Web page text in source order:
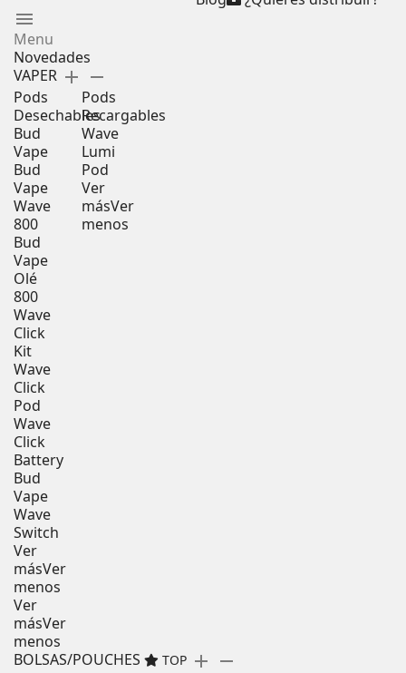
menu
Menu
Novedades
VAPER add remove
Pods
Desechables
Bud
Vape
Bud
Vape
Wave
800
Bud
Vape
Olé
800
Wave
Click
Kit
Wave
Click
Pod
Wave
Click
Battery
Bud
Vape
Wave
Switch
Ver
másVer
menos
Ver
másVer
menos
Pods
Recargables
Wave
Lumi
Pod
Ver
másVer
menos
BOLSAS/POUCHES TOP add remove